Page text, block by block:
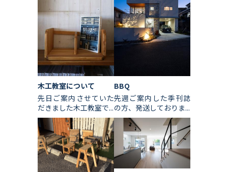
木工教室について
先日ご案内させていた
だきました木工教室で...
BBQ
先週ご案内した季刊誌
の方、発送しておりま...